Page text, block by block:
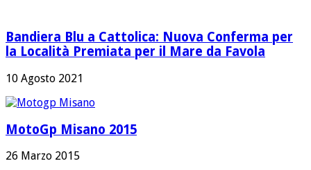
Bandiera Blu a Cattolica: Nuova Conferma per
la Località Premiata per il Mare da Favola
10 Agosto 2021
MotoGp Misano 2015
26 Marzo 2015